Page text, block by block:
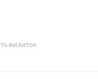
визиток